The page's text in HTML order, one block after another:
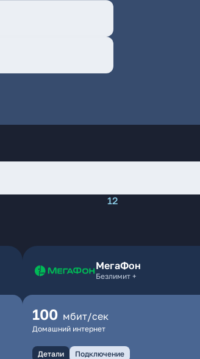
12
МегаФон
Безлимит +
100 мбит/сек
Домашний интернет
Детали Подключение